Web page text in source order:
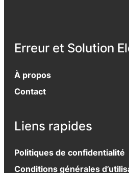
Erreur et Solution
À propos
Contact
Liens rapides
Politiques de confidentialité
Conditions générales